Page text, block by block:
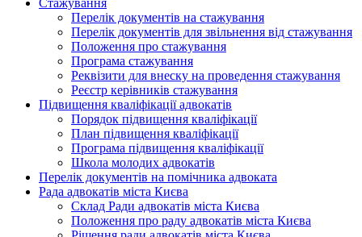
Перелік документів на стажування
Перелік документів для звільнення від стажування
Положення про стажування
Програма стажування
Реквізити для внеску на проведення стажування
Реєстр керівників стажування
Підвищення кваліфікації адвокатів
Порядок підвищення кваліфікації
План підвищення кваліфікації
Програма підвищення кваліфікації
Школа молодих адвокатів
Перелік документів на помічника адвоката
Рада адвокатів міста Києва
Склад Ради адвокатів міста Києва
Положення про раду адвокатів міста Києва